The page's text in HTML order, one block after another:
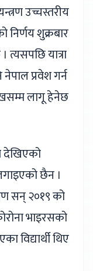
उच्चस्तरीय
शुक्रबार
त्यसपछि यात्रा
प्रवेश गर्न
लागू हेनेछ
देखिएको
छैन ।
सन् २०१९ को
भाइरसको
विद्यार्थी थिए